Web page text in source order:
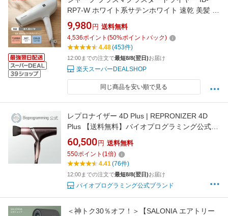
RP7-W ホワイト系サテンホワイト 速乾 美髪 時
短 シンプル プラズマクラスター イオン IB-NP7
の後継
9,980 円 送料無料
4,536ポイント (50%ポイントバック)
4.48(453件)
12:00までの注文で最短8/8(翌日)お届け
楽天スーパーDEALSHOP
同じ商品を安い順で見る
レプロナイザー 4D Plus | REPRONIZER 4D
Plus 【送料無料】バイオプログラミング公式ブ
ランド(メーカー:リュミエリーナ)
60,500 円 送料無料
550ポイント (1倍)
4.41(76件)
12:00までの注文で最短8/8(翌日)お届け
バイオプログラミング公式ブランド
＜神トク30％オフ！＞【SALONIA エアトリー